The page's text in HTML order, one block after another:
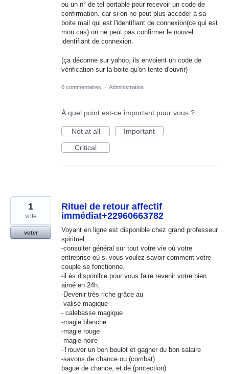
ou un n° de tel portable pour recevoir un code de
confirmation. car si on ne peut plus accéder à sa
boite mail qui est l'identifiant de connexion(ce qui est
mon cas) on ne peut pas confirmer le nouvel
identifiant de connexion.
(ça déconne sur yahoo, ils envoient un code de
vérification sur la boite qu'on tente d'ouvrir)
0 commentaires · Administration
À quel point est-ce important pour vous ?
Not at all
Important
Critical
Rituel de retour affectif
immédiat+22960663782
Voyant en ligne est disponible chez grand professeur
spirituel
-consulter général sur tout votre vie où votre
entreprise où si vous voulez savoir comment votre
couple se fonctionne.
-il ès disponible pour vous faire revenir votre bien
aimé en 24h.
-Devenir très riche grâce au
-valise magique
- calebasse magique
-magie blanche
-magie rouge
-magie noire
-Trouver un bon boulot et gagner du bon salaire
-savons de chance ou (combat)
bague de chance, et de (protection)
1
vote
voter